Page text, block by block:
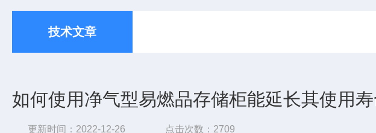
技术文章
如何使用净气型易燃品存储柜能延长其使用寿
更新时间：2022-12-26 点击次数：2709